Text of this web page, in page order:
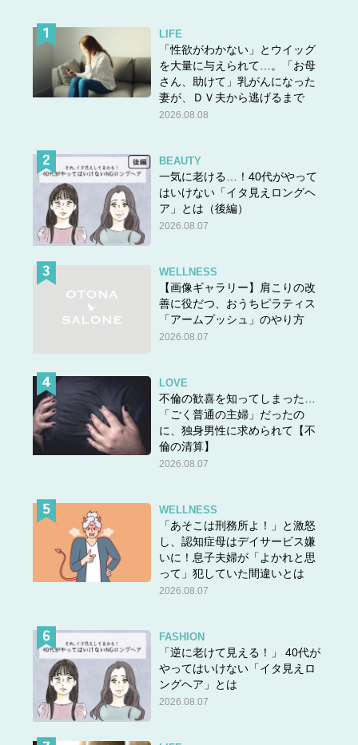
LIFE
「性欲がわかない」とウイッグ
を大量に与えられて…。「お母
さん、助けて」乳がんになった
妻が、ＤＶ夫から逃げるまで
2026.08.08
BEAUTY
一気に老ける…！40代がやって
はいけない「イタ見えロングヘ
ア」とは（後編）
2026.08.07
WELLNESS
【画像ギャラリー】肩こりの改
善に役だつ、おうちピラティス
「アームプッシュ」のやり方
2026.08.07
LOVE
不倫の歓喜を知ってしまった…
「ごく普通の主婦」だったの
に、独身男性に求められて【不
倫の清算】
2026.08.07
WELLNESS
「あそこは刑務所よ！」と激怒
し、認知症母はデイサービス嫌
いに！息子夫婦が「よかれと思
って」犯していた間違いとは
2026.08.07
FASHION
「逆に老けて見える！」 40代が
やってはいけない「イタ見えロ
ングヘア」とは
2026.08.07